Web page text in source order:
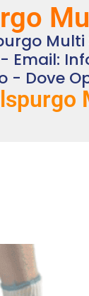
Multi
- Email:
- Dove